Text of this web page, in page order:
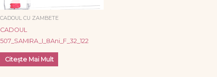
CADOUL CU ZAMBETE
CADOUL
507_SAMIRA_I_8Ani_F_32_122
Citește Mai Mult